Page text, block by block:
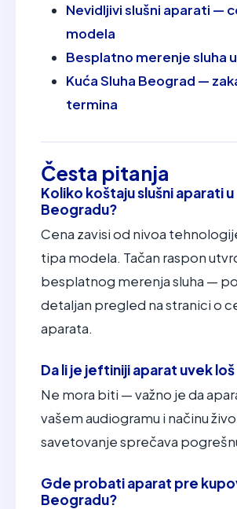
Nevidljivi slušni aparati —
modela
Besplatno merenje sluha
Kuća Sluha Beograd —
termina
Česta pitanja
Koliko koštaju slušni aparati u
Beogradu?
Cena zavisi od nivoa
tipa modela. Tačan raspon
besplatnog merenja sluha —
detaljan pregled na stranici o
aparata.
Da li je jeftiniji aparat uvek
Ne mora biti — važno je da
vašem audiogramu i načinu
savetovanje sprečava
Gde probati aparat pre
Beogradu?